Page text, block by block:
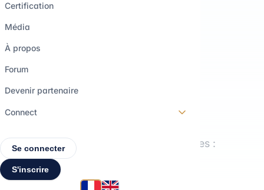
Certification
Média
À propos
Forum
Devenir partenaire
Connect
Se connecter
S'inscrire
Comprendre les
Explorer les
parcours.
Interviews, formations, décryptages :
tout pour construire ton projet
professionnel.